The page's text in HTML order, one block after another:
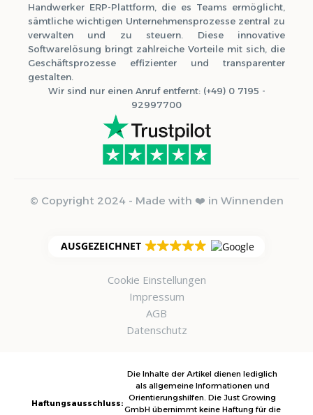
Handwerker ERP-Plattform, die es Teams ermöglicht,
sämtliche wichtigen Unternehmensprozesse zentral zu
verwalten und zu steuern. Diese innovative
Softwarelösung bringt zahlreiche Vorteile mit sich, die
Geschäftsprozesse effizienter und transparenter
gestalten.
Wir sind nur einen Anruf entfernt: (+49) 0 7195 -
92997700
© Copyright 2024 - Made with ❤️ in Winnenden
AUSGEZEICHNET
Cookie Einstellungen
Impressum
AGB
Datenschutz
Haftungsausschluss:
Die Inhalte der Artikel dienen lediglich
als allgemeine Informationen und
Orientierungshilfen. Die Just Growing
GmbH übernimmt keine Haftung für die